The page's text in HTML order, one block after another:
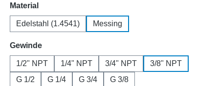
Materialauswählen
Edelstahl (1.4541) Messing
Gewindeauswählen
1/2" NPT 1/4" NPT 3/4" NPT
3/8" NPT
G 1/2
G 1/4 G 3/4 G 3/8